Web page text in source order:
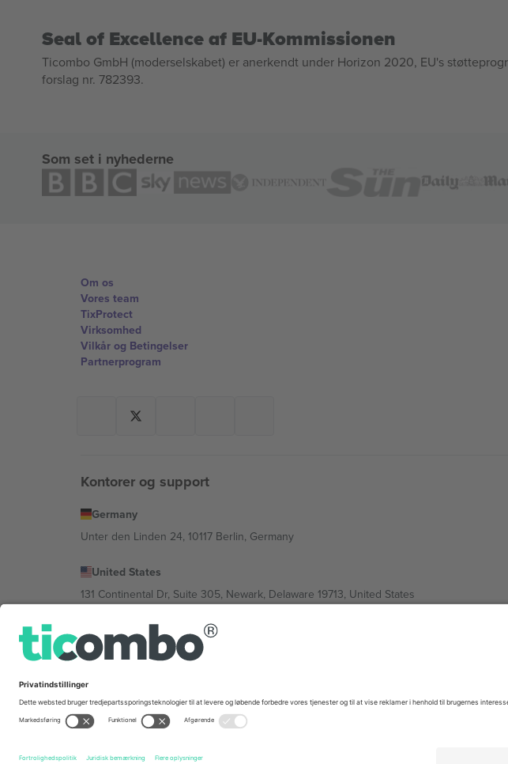
Seal of Excellence af EU-Kommissionen
Ticombo GmbH (moderselskabet) er anerkendt under Horizon 2020, EU's
forslag nr. 782393.
Som set i nyhederne
Om os
Vores team
TixProtect
Virksomhed
Vilkår og Betingelser
Partnerprogram
Kontorer og support
Germany
Unter den Linden 24, 10117 Berlin, Germany
United States
131 Continental Dr, Suite 305, Newark, Delaware 19713, United States
Bulgaria
Regus Sofia City West, bul Totleben 53-55, 1606 Sofia, Bulgaria
Av Chapultepec 360, Roma Norte, Cuauhtémoc, 06700 Ciudad de México, CDMX,
© 2026 Ticombo. Alle rettigheder forbeholdes.